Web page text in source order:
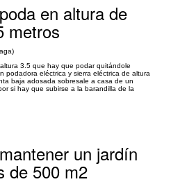
en altura de
metros
3.5 que hay que podar quitándole
podadora eléctrica y sierra eléctrica de altura
baja adosada sobresale a casa de un
si hay que subirse a la barandilla de la
un jardín
de 500 m2